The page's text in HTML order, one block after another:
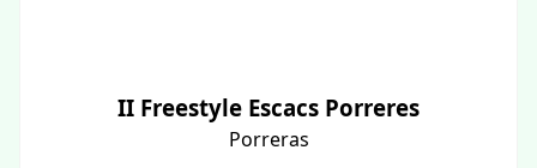
II Freestyle Escacs Porreres
Porreras